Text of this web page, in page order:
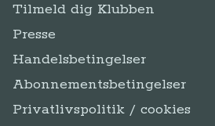
Tilmeld dig Klubben
Presse
Handelsbetingelser
Abonnementsbetingelser
Privatlivspolitik / cookies